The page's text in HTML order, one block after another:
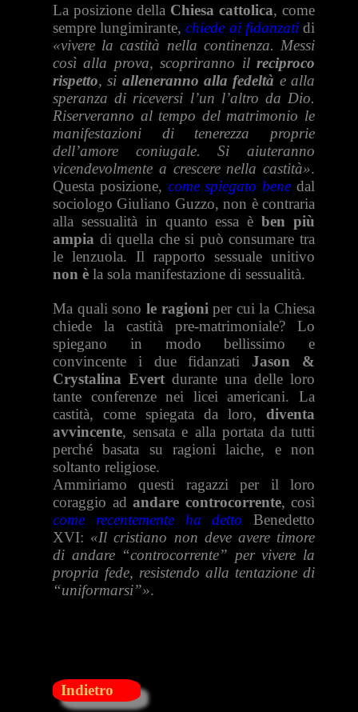
La posizione della Chiesa cattolica, come
sempre lungimirante,chiede ai fidanzatidi
«vivere la castità nella continenza. Messi
così alla prova, scopriranno il reciproco
rispetto, si alleneranno alla fedeltà e alla
speranza di riceversi l’un l’altro da Dio.
Riserveranno al tempo del matrimonio le
manifestazioni di tenerezza proprie
dell’amore coniugale. Si aiuteranno
vicendevolmente a crescere nella castità».
Questa posizione, come spiegato bene dal
sociologo Giuliano Guzzo, non è contraria
alla sessualità in quanto essa èben più
ampia di quella che si può consumare tra
le lenzuola. Il rapporto sessuale unitivo
non è la sola manifestazione di sessualità.
Ma quali sono le ragioni per cui la Chiesa
chiede la castità pre-matrimoniale? Lo
spiegano in modo bellissimo e
convincente i due fidanzati Jason &
Crystalina Evert durante una delle loro
tante conferenze nei licei americani. La
castità, come spiegata da loro, diventa
avvincente, sensata e alla portata da tutti
perché basata su ragioni laiche, e non
soltanto religiose.
Ammiriamo questi ragazzi per il loro
coraggio ad andare controcorrente, così
come recentemente ha detto Benedetto
XVI: «Il cristiano non deve avere timore
di andare “controcorrente” per vivere la
propria fede, resistendo alla tentazione di
“uniformarsi”».
Indietro